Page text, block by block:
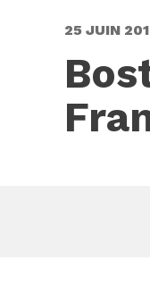
25 JUIN